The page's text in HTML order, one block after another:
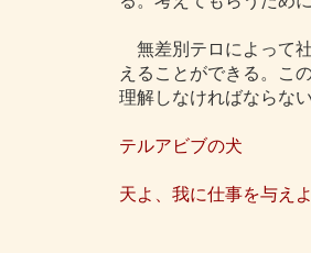
無差別テロによって
えることができる。こ
理解しなければならない
テルアビブの犬
天よ、我に仕事を与え